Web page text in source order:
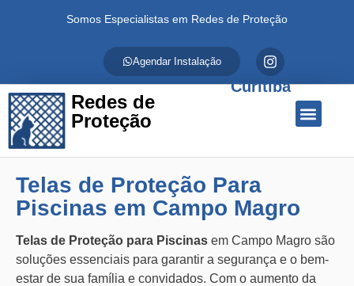
Somos Especialistas em Redes de Proteção
Agendar Instalação
Redes de
Proteção
Curitiba
Telas de Proteção Para
Piscinas em Campo Magro
Telas de Proteção para Piscinas em Campo Magro são
soluções essenciais para garantir a segurança e o bem-
estar de sua família e convidados. Com o aumento da